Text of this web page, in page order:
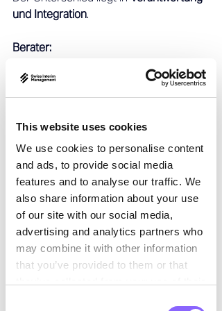
This website uses cookies
We use cookies to personalise content
and ads, to provide social media
features and to analyse our traffic. We
also share information about your use
of our site with our social media,
advertising and analytics partners who
may combine it with other information
that you’ve provided to them or that
und Integration.
Berater:
Geben Empfehlungen ab
Überlassen die Umsetzung
Interim Manager:
Werden Teil des Führungsteams
Führen Menschen und Prozesse
Übernehmen Verantwortung für
die Umsetzung anhand definierter
KPIs
Ein Interim Executive beobachtet das